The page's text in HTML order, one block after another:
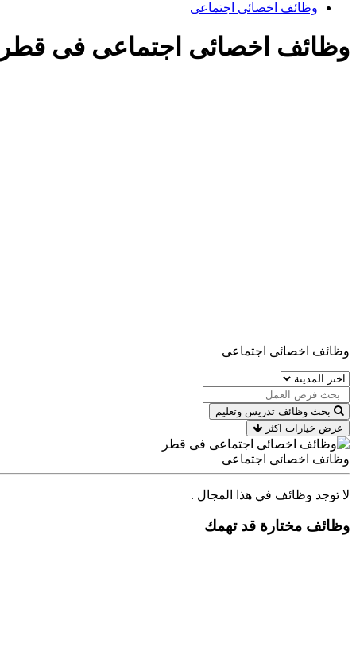
وظائف اخصائى اجتماعى
وظائف اخصائى اجتماعى فى قطر
وظائف اخصائى اجتماعى
بحث وظائف تدريس وتعليم
عرض خيارات اكثر
وظائف اخصائى اجتماعى
لا توجد وظائف في هذا المجال .
وظائف مختارة قد تهمك